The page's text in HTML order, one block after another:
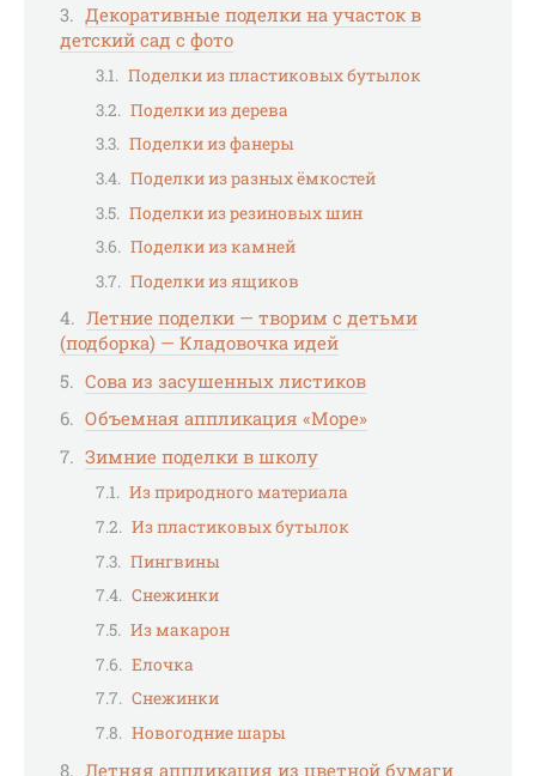
Декоративные поделки на участок в
детский сад с фото
Поделки из пластиковых бутылок
Поделки из дерева
Поделки из фанеры
Поделки из разных ёмкостей
Поделки из резиновых шин
Поделки из камней
Поделки из ящиков
Летние поделки — творим с детьми
(подборка) — Кладовочка идей
Сова из засушенных листиков
Объемная аппликация «Море»
Зимние поделки в школу
Из природного материала
Из пластиковых бутылок
Пингвины
Снежинки
Из макарон
Елочка
Снежинки
Новогодние шары
Летняя аппликация из цветной бумаги